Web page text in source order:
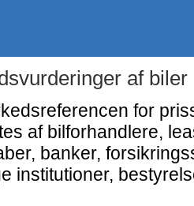
af
for
af bilforhandlere,
banker,
institutioner,